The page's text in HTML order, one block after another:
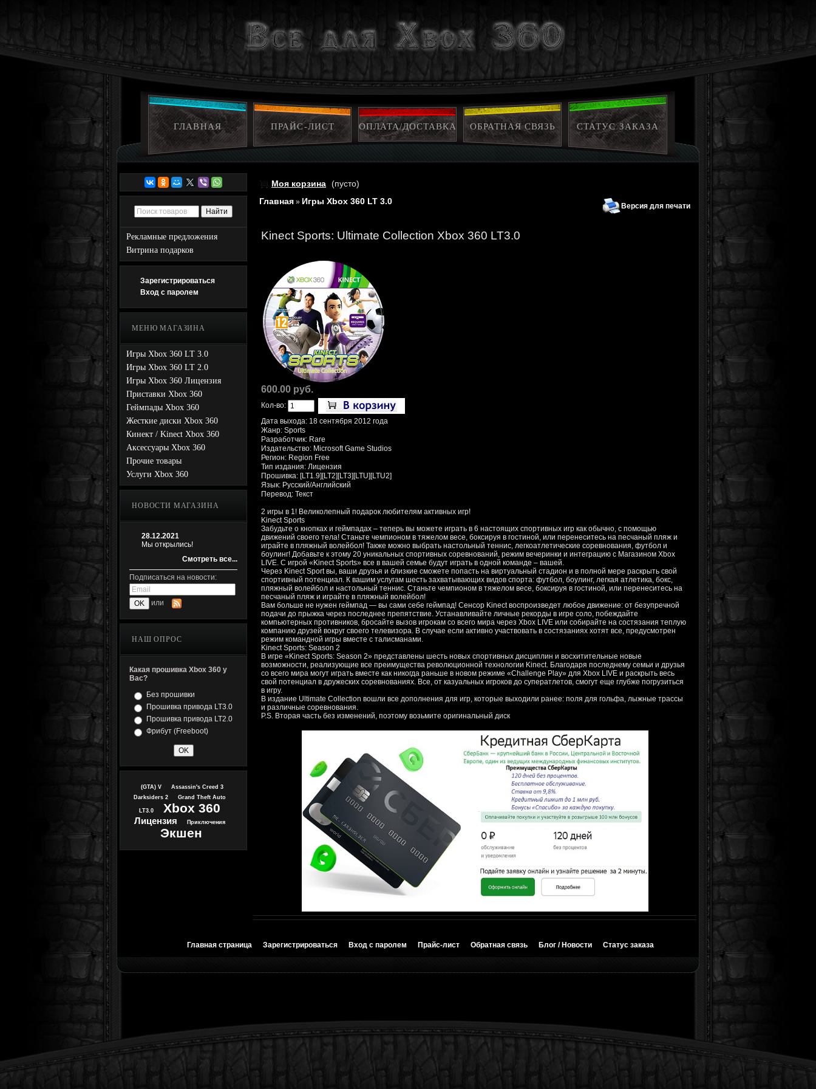
ГЛАВНАЯ ПРАЙС-ЛИСТ ОПЛАТА/ДОСТАВКА ОБРАТНАЯ СВЯЗЬ СТАТУС ЗАКАЗА
Рекламные предложения
Витрина подарков
Зарегистрироваться
Вход с паролем
МЕНЮ МАГАЗИНА
Игры Xbox 360 LT 3.0
Игры Xbox 360 LT 2.0
Игры Xbox 360 Лицензия
Приставки Xbox 360
Геймпады Xbox 360
Жесткие диски Xbox 360
Кинект / Kinect Xbox 360
Аксессуары Xbox 360
Прочие товары
Услуги Xbox 360
НОВОСТИ МАГАЗИНА
28.12.2021
Мы открылись!
Смотреть все...
Подписаться на новости:
или
НАШ ОПРОС
Какая прошивка Xbox 360 у
Вас?
Без прошивки
Прошивка привода LT3.0
Прошивка привода LT2.0
Фрибут (Freeboot)
(GTA) V
Assassin's Creed 3
Darksiders 2
Grand Theft Auto
LT3.0 Xbox 360
Лицензия Приключения
Экшен
Моя корзина (пусто)
Главная » Игры Xbox 360 LT 3.0 Версия для печати
Kinect Sports: Ultimate Collection Xbox 360 LT3.0
600.00 руб.
Кол-во:
Дата выхода: 18 сентября 2012 года
Жанр: Sports
Разработчик: Rare
Издательство: Microsoft Game Studios
Регион: Region Free
Тип издания: Лицензия
Прошивка: [LT1.9][LT2][LT3][LTU][LTU2]
Язык: Русский/Английский
Перевод: Текст
2 игры в 1! Великолепный подарок любителям активных игр!
Kinect Sports
Забудьте о кнопках и геймпадах – теперь вы можете играть в 6 настоящих спортивных игр как обычно, с помощью
движений своего тела! Станьте чемпионом в тяжелом весе, боксируя в гостиной, или перенеситесь на песчаный пляж и
играйте в пляжный волейбол! Также можно выбрать настольный теннис, легкоатлетические соревнования, футбол и
боулинг! Добавьте к этому 20 уникальных спортивных соревнований, режим вечеринки и интеграцию с Магазином Xbox
LIVE. С игрой «Kinect Sports» все в вашей семье будут играть в одной команде – вашей.
Через Kinect Sport вы, ваши друзья и близкие сможете попасть на виртуальный стадион и в полной мере раскрыть свой
спортивный потенциал. К вашим услугам шесть захватывающих видов спорта: футбол, боулинг, легкая атлетика, бокс,
пляжный волейбол и настольный теннис. Станьте чемпионом в тяжелом весе, боксируя в гостиной, или перенеситесь на
песчаный пляж и играйте в пляжный волейбол!
Вам больше не нужен геймпад — вы сами себе геймпад! Сенсор Kinect воспроизведет любое движение: от безупречной
подачи до прыжка через последнее препятствие. Устанавливайте личные рекорды в игре соло, побеждайте
компьютерных противников, бросайте вызов игрокам со всего мира через Xbox LIVE или собирайте на состязания теплую
компанию друзей вокруг своего телевизора. В случае если активно участвовать в состязаниях хотят все, предусмотрен
режим командной игры вместе с талисманами.
Kinect Sports: Season 2
В игре «Kinect Sports: Season 2» представлены шесть новых спортивных дисциплин и восхитительные новые
возможности, реализующие все преимущества революционной технологии Kinect. Благодаря последнему семьи и друзья
со всего мира могут играть вместе как никогда раньше в новом режиме «Challenge Play» для Xbox LIVE и раскрыть весь
свой потенциал в дружеских соревнованиях. Все, от казуальных игроков до суператлетов, смогут еще глубже погрузиться
в игру.
В издание Ultimate Collection вошли все дополнения для игр, которые выходили ранее: поля для гольфа, лыжные трассы
и различные соревнования.
P.S. Вторая часть без изменений, поэтому возьмите оригинальный диск
Главная страница Зарегистрироваться Вход с паролем Прайс-лист Обратная связь Блог / Новости Статус заказа